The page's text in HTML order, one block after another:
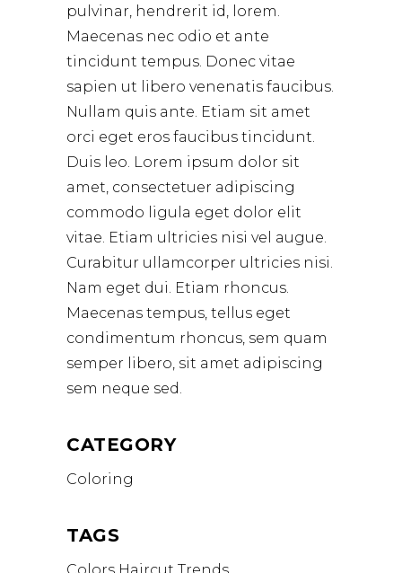
pulvinar, hendrerit id, lorem.
Maecenas nec odio et ante
tincidunt tempus. Donec vitae
sapien ut libero venenatis faucibus.
Nullam quis ante. Etiam sit amet
orci eget eros faucibus tincidunt.
Duis leo. Lorem ipsum dolor sit
amet, consectetuer adipiscing
commodo ligula eget dolor elit
vitae. Etiam ultricies nisi vel augue.
Curabitur ullamcorper ultricies nisi.
Nam eget dui. Etiam rhoncus.
Maecenas tempus, tellus eget
condimentum rhoncus, sem quam
semper libero, sit amet adipiscing
sem neque sed.
CATEGORY
Coloring
TAGS